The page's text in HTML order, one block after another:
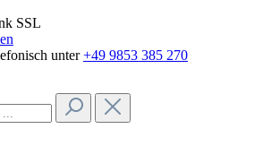
SSL
unter +49 9853 385 270